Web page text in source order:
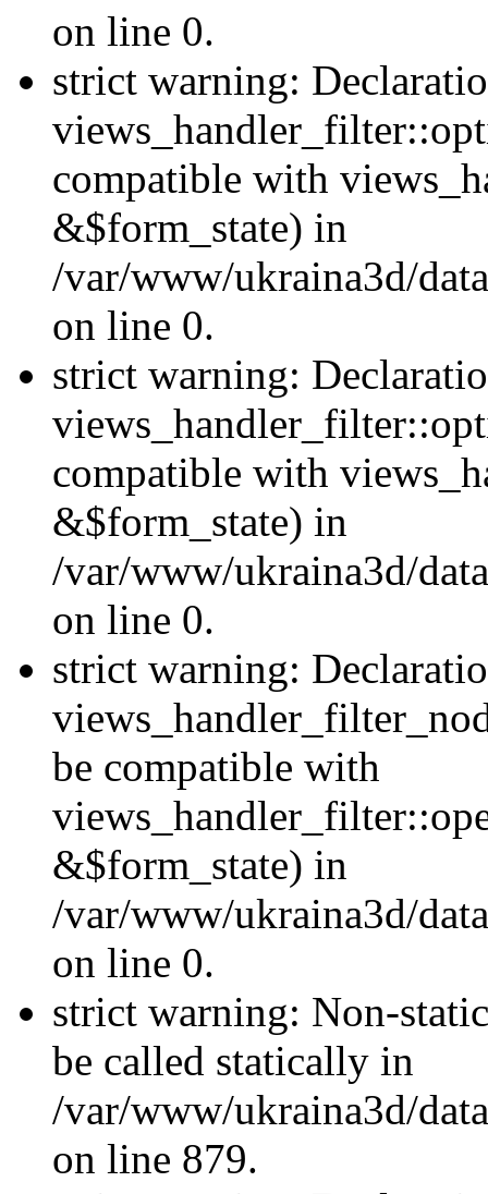
on line 0.
strict warning:
compatible with
&$form_state) in
/var/www/ukraina3d/
on line 0.
strict warning:
compatible with
&$form_state) in
/var/www/ukraina3d/
on line 0.
strict warning:
be compatible with
&$form_state) in
/var/www/ukraina3d/
on line 0.
strict warning: Non-
be called statically in
/var/www/ukraina3d/
on line 879.